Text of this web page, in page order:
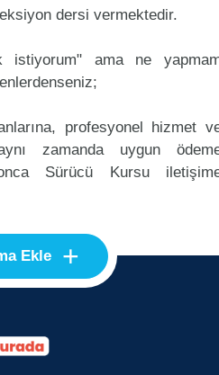
dersi vermektedir.
istiyorum" ama ne
profesyonel hizmet
zamanda uygun
Sürücü Kursu
Ekle +